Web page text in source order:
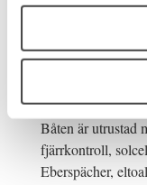
Biam 900-1993.
Under 1000
bottenmätning
Båten är utrustad
fjärrkontroll,
Eberspächer,